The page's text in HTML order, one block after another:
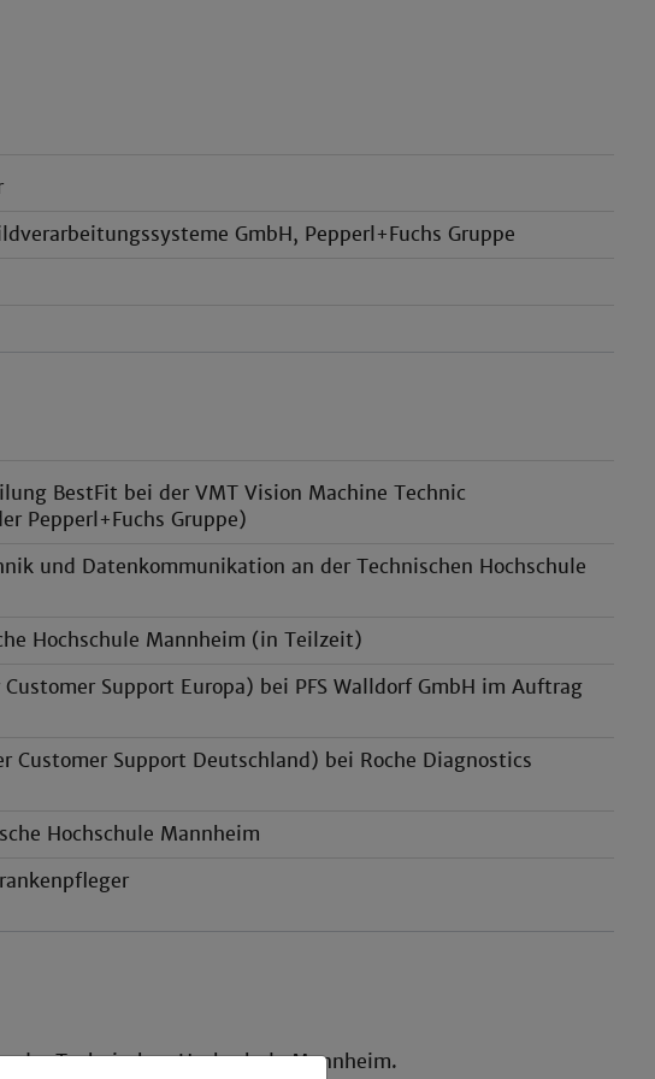
GmbH, Pepperl+Fuchs Gruppe
BestFit bei der VMT Vision Machine Technic
Pepperl+Fuchs Gruppe)
und Datenkommunikation an der Technischen Hochschule
Hochschule Mannheim (in Teilzeit)
Support Europa) bei PFS Walldorf GmbH im Auftrag
Customer Support Deutschland) bei Roche Diagnostics
Hochschule Mannheim
Technischen Hochschule Mannheim.